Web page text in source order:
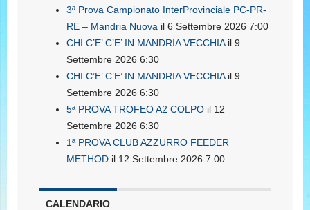
3ª Prova Campionato InterProvinciale PC-PR-
RE – Mandria Nuova il 6 Settembre 2026 7:00
CHI C’E’ C’E’ IN MANDRIA VECCHIAil 9
Settembre 2026 6:30
CHI C’E’ C’E’ IN MANDRIA VECCHIAil 9
Settembre 2026 6:30
5ª PROVA TROFEO A2 COLPO il 12
Settembre 2026 6:30
1ª PROVA CLUB AZZURRO FEEDER
METHOD il 12 Settembre 2026 7:00
CALENDARIO